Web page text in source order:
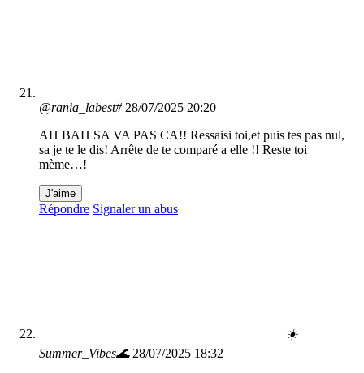
@rania_labest# 28/07/2025 20:20
AH BAH SA VA PAS CA!! Ressaisi toi,et puis tes pas nul,
sa je te le dis! Arrête de te comparé a elle !! Reste toi
mème…!
J'aime
Répondre Signaler un abus
☀️
Summer_Vibes🌊 28/07/2025 18:32